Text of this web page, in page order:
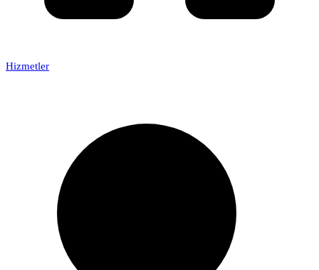
Hizmetler